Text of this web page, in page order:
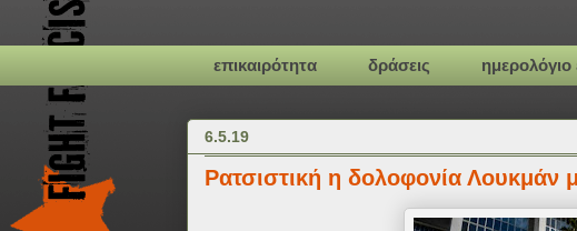
επικαιρότητα δράσεις
6.5.19
Ρατσιστική η δολοφονία